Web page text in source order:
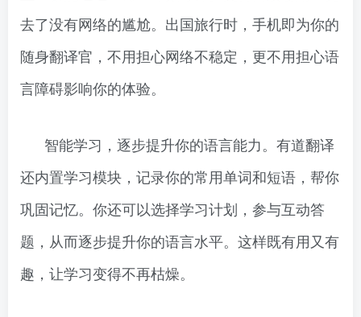
去了没有网络的尴尬。出国旅行时，手机即为你的
随身翻译官，不用担心网络不稳定，更不用担心语
言障碍影响你的体验。
智能学习，逐步提升你的语言能力。有道翻译
还内置学习模块，记录你的常用单词和短语，帮你
巩固记忆。你还可以选择学习计划，参与互动答
题，从而逐步提升你的语言水平。这样既有用又有
趣，让学习变得不再枯燥。